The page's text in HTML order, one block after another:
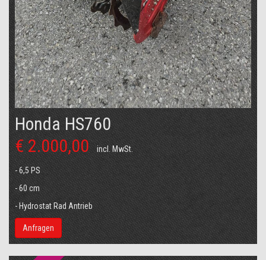
Honda HS760
€ 2.000,00
incl. MwSt.
- 6,5 PS
- 60 cm
- Hydrostat Rad Antrieb
Anfragen